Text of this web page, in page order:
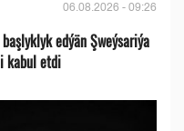
06.08.2026 - 09:26
edýän Şweýsariýa
kabul etdi